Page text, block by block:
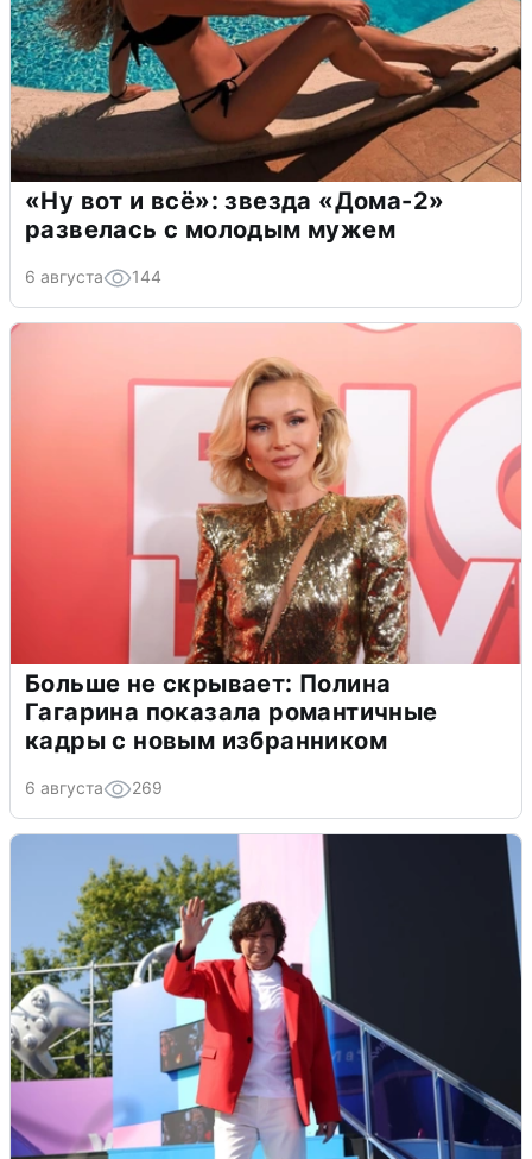
«Ну вот и всё»: звезда «Дома-2»
развелась с молодым мужем
6 августа 144
Больше не скрывает: Полина
Гагарина показала романтичные
кадры с новым избранником
6 августа 269